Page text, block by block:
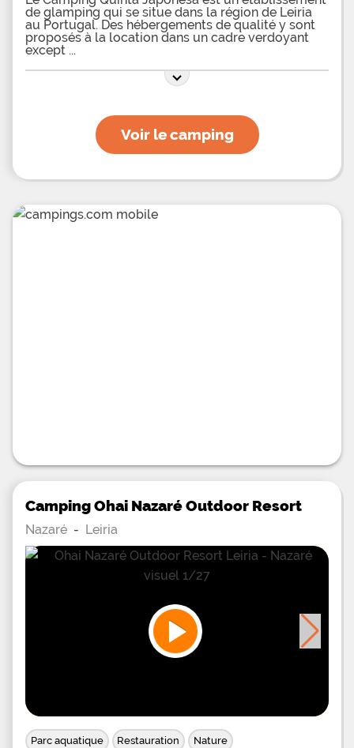
de glamping qui se situe dans la région de Leiria
au Portugal. Des hébergements de qualité y sont
proposés à la location dans un cadre verdoyant
except
Voir le camping
Camping Ohai Nazaré Outdoor Resort
Nazaré - Leiria
Parc aquatique Restauration Nature